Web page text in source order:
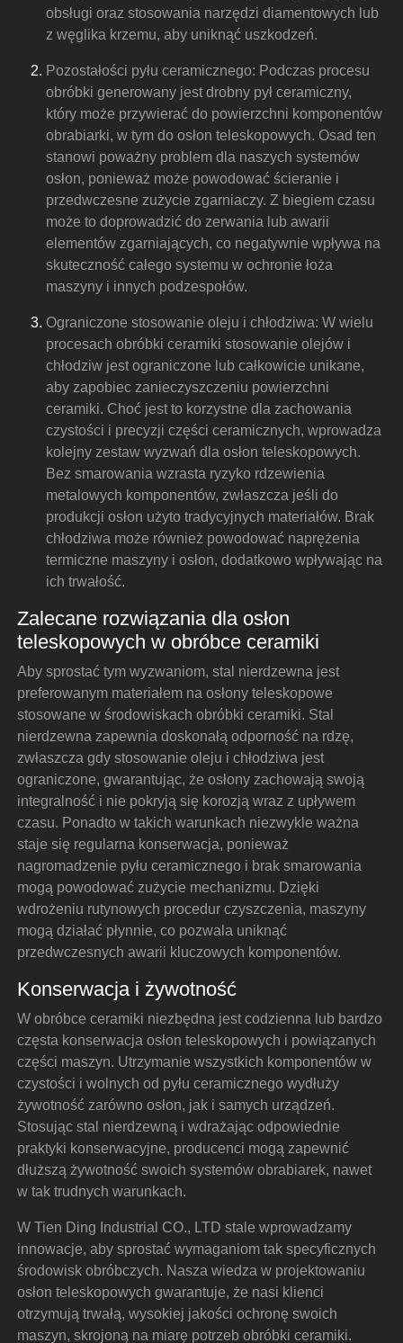
obsługi oraz stosowania narzędzi diamentowych lub
z węglika krzemu, aby uniknąć uszkodzeń.
Pozostałości pyłu ceramicznego: Podczas procesu
obróbki generowany jest drobny pył ceramiczny,
który może przywierać do powierzchni komponentów
obrabiarki, w tym do osłon teleskopowych. Osad ten
stanowi poważny problem dla naszych systemów
osłon, ponieważ może powodować ścieranie i
przedwczesne zużycie zgarniaczy. Z biegiem czasu
może to doprowadzić do zerwania lub awarii
elementów zgarniających, co negatywnie wpływa na
skuteczność całego systemu w ochronie łoża
maszyny i innych podzespołów.
Ograniczone stosowanie oleju i chłodziwa: W wielu
procesach obróbki ceramiki stosowanie olejów i
chłodziw jest ograniczone lub całkowicie unikane,
aby zapobiec zanieczyszczeniu powierzchni
ceramiki. Choć jest to korzystne dla zachowania
czystości i precyzji części ceramicznych, wprowadza
kolejny zestaw wyzwań dla osłon teleskopowych.
Bez smarowania wzrasta ryzyko rdzewienia
metalowych komponentów, zwłaszcza jeśli do
produkcji osłon użyto tradycyjnych materiałów. Brak
chłodziwa może również powodować naprężenia
termiczne maszyny i osłon, dodatkowo wpływając na
ich trwałość.
Zalecane rozwiązania dla osłon
teleskopowych w obróbce ceramiki
Aby sprostać tym wyzwaniom, stal nierdzewna jest
preferowanym materiałem na osłony teleskopowe
stosowane w środowiskach obróbki ceramiki. Stal
nierdzewna zapewnia doskonałą odporność na rdzę,
zwłaszcza gdy stosowanie oleju i chłodziwa jest
ograniczone, gwarantując, że osłony zachowają swoją
integralność i nie pokryją się korozją wraz z upływem
czasu. Ponadto w takich warunkach niezwykle ważna
staje się regularna konserwacja, ponieważ
nagromadzenie pyłu ceramicznego i brak smarowania
mogą powodować zużycie mechanizmu. Dzięki
wdrożeniu rutynowych procedur czyszczenia, maszyny
mogą działać płynnie, co pozwala uniknąć
przedwczesnych awarii kluczowych komponentów.
Konserwacja i żywotność
W obróbce ceramiki niezbędna jest codzienna lub bardzo
częsta konserwacja osłon teleskopowych i powiązanych
części maszyn. Utrzymanie wszystkich komponentów w
czystości i wolnych od pyłu ceramicznego wydłuży
żywotność zarówno osłon, jak i samych urządzeń.
Stosując stal nierdzewną i wdrażając odpowiednie
praktyki konserwacyjne, producenci mogą zapewnić
dłuższą żywotność swoich systemów obrabiarek, nawet
w tak trudnych warunkach.
W Tien Ding Industrial CO., LTD stale wprowadzamy
innowacje, aby sprostać wymaganiom tak specyficznych
środowisk obróbczych. Nasza wiedza w projektowaniu
osłon teleskopowych gwarantuje, że nasi klienci
otrzymują trwałą, wysokiej jakości ochronę swoich
maszyn, skrojoną na miarę potrzeb obróbki ceramiki.